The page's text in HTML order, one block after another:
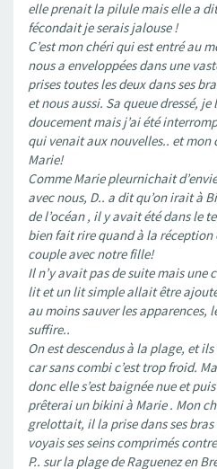
elle prenait la pilule mais elle a
fécondait je serais jalouse !
C’est mon chéri qui est entré au
nous a enveloppées dans une
prises toutes les deux dans ses
et nous aussi. Sa queue dressé, je
doucement mais j’ai été
qui venait aux nouvelles.. et mon
Marie!
Comme Marie pleurnichait
avec nous, D.. a dit qu’on irait à
de l’océan , il y avait été dans le
bien fait rire quand à la réception
couple avec notre fille!
Il n’y avait pas de suite mais une
lit et un lit simple allait être
au moins sauver les apparences,
suffire..
On est descendus à la plage, et
car sans combi c’est trop froid.
donc elle s’est baignée nue et
prêterai un bikini à Marie . Mon
grelottait, il la prise dans ses
voyais ses seins comprimés
P.. sur la plage de Raguenez en